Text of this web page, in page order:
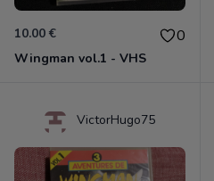
10.00 € 0
Wingman vol.1 - VHS
VictorHugo75